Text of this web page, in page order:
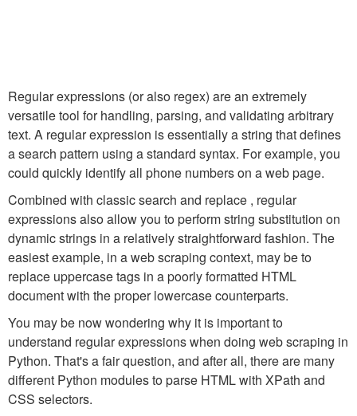
Regular expressions (or also regex) are an extremely
versatile tool for handling, parsing, and validating arbitrary
text. A regular expression is essentially a string that defines
a search pattern using a standard syntax. For example, you
could quickly identify all phone numbers on a web page.
Combined with classic search and replace , regular
expressions also allow you to perform string substitution on
dynamic strings in a relatively straightforward fashion. The
easiest example, in a web scraping context, may be to
replace uppercase tags in a poorly formatted HTML
document with the proper lowercase counterparts.
You may be now wondering why it is important to
understand regular expressions when doing web scraping in
Python. That's a fair question, and after all, there are many
different Python modules to parse HTML with XPath and
CSS selectors.